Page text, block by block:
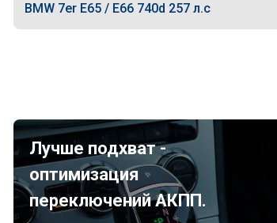
BMW 7er E65 / E66 740d 257 л.с
Лучше подхват -
оптимизация
переключений АКПП.